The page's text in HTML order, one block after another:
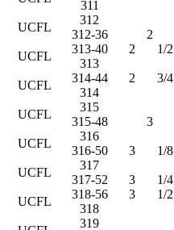
311
UCFL
312
312-36
2
UCFL
313-40 2 1/2
313
UCFL
314-44 2 3/4
314
UCFL
315
315-48
3
UCFL
316
316-50
3 1/8
UCFL
317
317-52
3 1/4
UCFL
318-56 3 1/2
318
319